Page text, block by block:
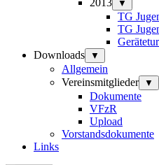
▼
TG
TG
Downloads
▼
Allgemein
Vereinsmitglieder
▼
Dokumente
VFzR
Upload
Vorstandsdokumente
Links